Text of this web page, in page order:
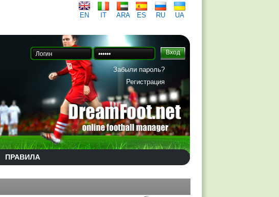
EN IT ARA ES RU
UA
Забыли пароль?
Регистрация
ПРАВИЛА